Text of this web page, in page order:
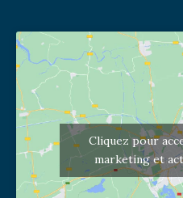
Cliquez pour
marketing et